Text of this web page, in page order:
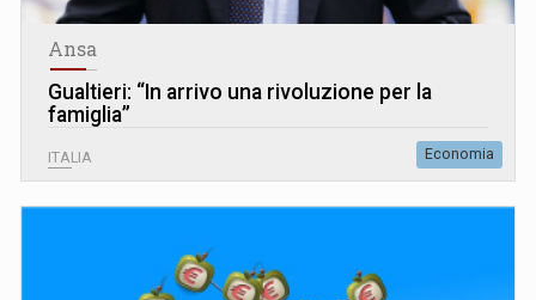
Ansa
Gualtieri: “In arrivo una rivoluzione per la
famiglia”
ITALIA Economia